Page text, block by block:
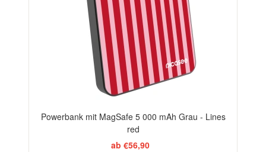
Powerbank mit MagSafe 5 000 mAh Grau - Lines
red
ab €56,90